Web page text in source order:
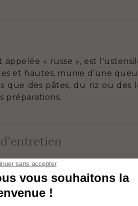
« russe », est
et hautes, munie d’une
que des pâtes, du riz ou
préparations.
tous les types de plaques
la moitié de la puissance
est utilisée sur une
et ne dépassent